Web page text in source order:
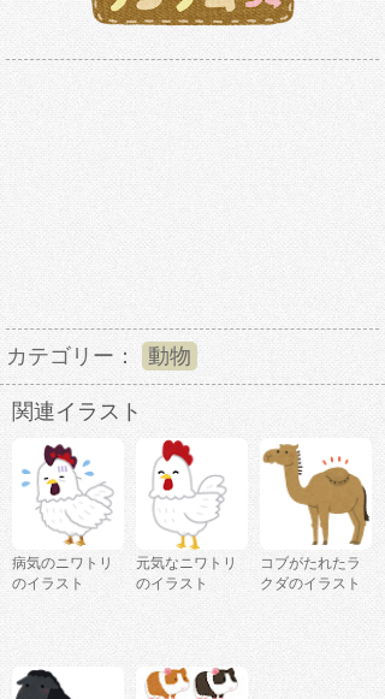
カテゴリー： 動物
関連イラスト
病気のニワトリ
のイラスト
元気なニワトリ
のイラスト
コブがたれたラ
クダのイラスト